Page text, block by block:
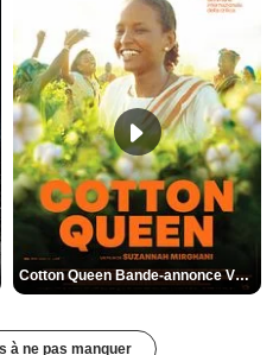
Cotton Queen Bande-annonce VO STFR
à ne pas manquer